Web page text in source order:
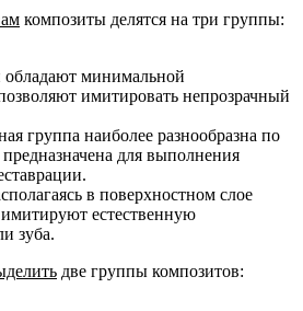
композиты делятся на три группы:
минимальной
имитировать непрозрачный
группа наиболее разнообразна по
для выполнения
в поверхностном слое
естественную
зуба.
две группы композитов: